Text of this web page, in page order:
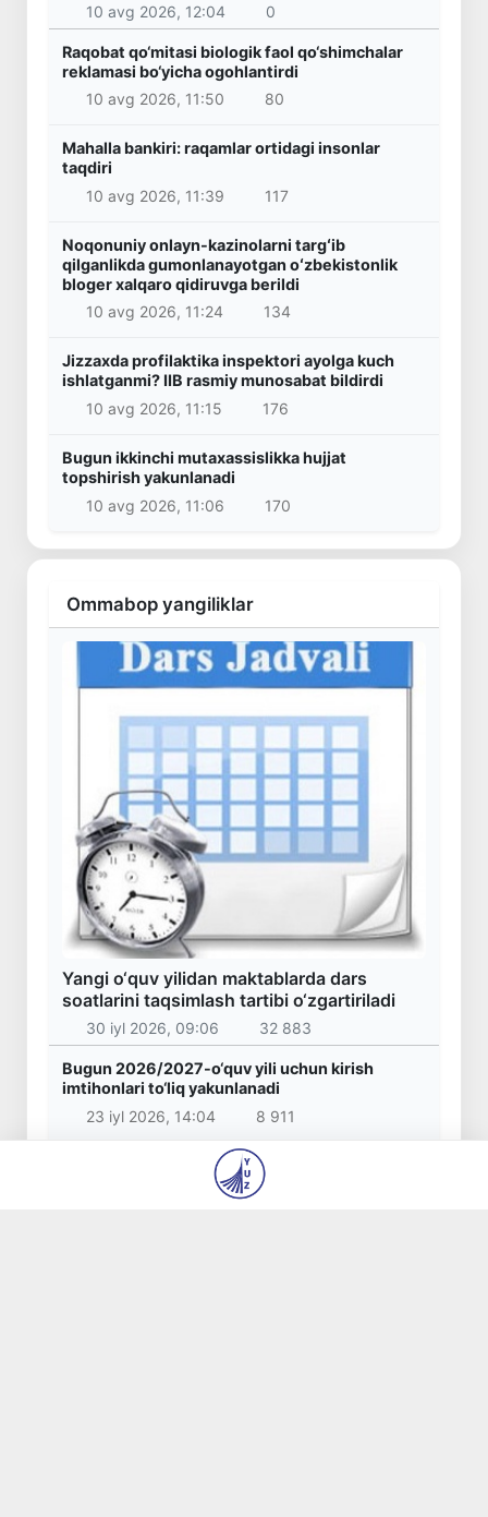
10 avg 2026, 12:04 0
Raqobat qo‘mitasi biologik faol qo‘shimchalar
reklamasi bo‘yicha ogohlantirdi
10 avg 2026, 11:50
80
Mahalla bankiri: raqamlar ortidagi insonlar
taqdiri
10 avg 2026, 11:39
117
Noqonuniy onlayn-kazinolarni targʻib
qilganlikda gumonlanayotgan oʻzbekistonlik
bloger xalqaro qidiruvga berildi
10 avg 2026, 11:24
134
Jizzaxda profilaktika inspektori ayolga kuch
ishlatganmi? IIB rasmiy munosabat bildirdi
10 avg 2026, 11:15
176
Bugun ikkinchi mutaxassislikka hujjat
topshirish yakunlanadi
10 avg 2026, 11:06
170
Ommabop yangiliklar
Yangi o‘quv yilidan maktablarda dars
soatlarini taqsimlash tartibi o‘zgartiriladi
30 iyl 2026, 09:06 32 883
Bugun 2026/2027-o‘quv yili uchun kirish
imtihonlari to‘liq yakunlanadi
23 iyl 2026, 14:04
8 911
"Alisher Navoiy" hamda "Paxtakor" metro
bekatlari oralig‘idagi eskalatorlardan biri
yo‘lovchilar uchun foydalanishga qayta